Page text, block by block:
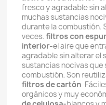
fresco y agradable sin
muchas sustancias
durante la combustión.
veces.filtros con
interior-el aire que
agradable sin alterar el
sustancias nocivas que
combustión. Son
filtros de cartón-
orgánicos y muy